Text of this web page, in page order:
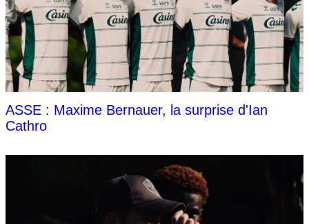
ASSE : Maxime Bernauer, la surprise d'Ian
Cathro